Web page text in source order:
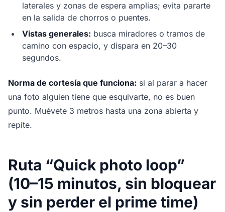
laterales y zonas de espera amplias; evita pararte
en la salida de chorros o puentes.
Vistas generales: busca miradores o tramos de
camino con espacio, y dispara en 20–30
segundos.
Norma de cortesía que funciona: si al parar a hacer
una foto alguien tiene que esquivarte, no es buen
punto. Muévete 3 metros hasta una zona abierta y
repite.
Ruta “Quick photo loop”
(10–15 minutos, sin bloquear
y sin perder el prime time)